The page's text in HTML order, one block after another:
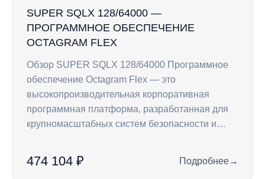
SUPER SQLX 128/64000 —
ПРОГРАММНОЕ ОБЕСПЕЧЕНИЕ
OCTAGRAM FLEX
Обзор SUPER SQLX 128/64000 Программное
обеспечение Octagram Flex — это
высокопроизводительная корпоративная
программная платформа, разработанная для
крупномасштабных систем безопасности и…
474 104 ₽ Подробнее
: SUPER SQLX
→